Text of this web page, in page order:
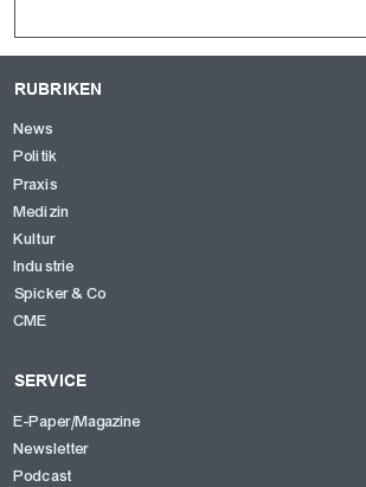
RUBRIKEN
News
Politik
Praxis
Medizin
Kultur
Industrie
Spicker & Co
CME
SERVICE
E-Paper/Magazine
Newsletter
Podcast